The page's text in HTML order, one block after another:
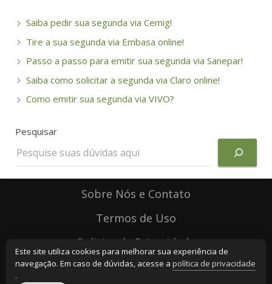
Saiba pedir sua segunda via Cemig!
Tire a sua segunda via Embasa online!
Passo a passo para emitir sua segunda via Sanepar!
Saiba como solicitar a segunda via Claro online!
Como emitir sua segunda via VIVO?
Pesquisar
Sobre Nós e Contato
Termos de Uso
Politica de Privacidade
Este site utiliza cookies para melhorar sua experiência de
navegação. Em caso de dúvidas, acesse a política de privacidade
.